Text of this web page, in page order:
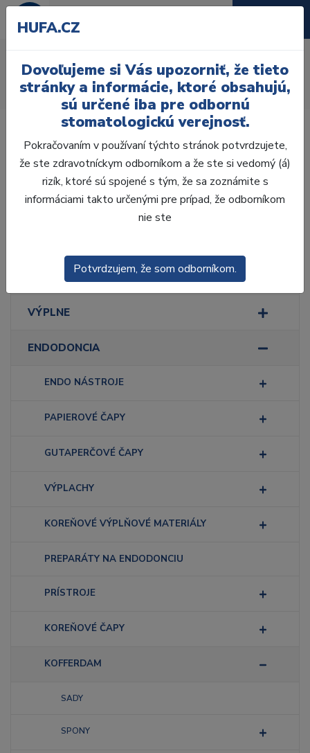
Úvod Ordinácia Endodoncia Kofferdam
Blany
Bezlatatexové
Laboratórium, Zub.
technika
ODLTAČKOVANIE
VÝPLNE
ENDODONCIA
ENDO NÁSTROJE
PAPIEROVÉ ČAPY
GUTAPERČOVÉ ČAPY
VÝPLACHY
KOREŇOVÉ VÝPLŇOVÉ MATERIÁLY
PREPARÁTY NA ENDODONCIU
PRÍSTROJE
KOREŇOVÉ ČAPY
KOFFERDAM
SADY
SPONY
HUFA.CZ
Dovoľujeme si Vás upozorniť, že tieto
stránky a informácie, ktoré obsahujú,
sú určené iba pre odbornú
stomatologickú verejnosť.
Pokračovaním v používaní týchto stránok potvrdzujete,
že ste zdravotníckym odborníkom a že ste si vedomý (á)
rizík, ktoré sú spojené s tým, že sa zoznámite s
informáciami takto určenými pre prípad, že odborníkom
nie ste
Potvrdzujem, že som odborníkom.